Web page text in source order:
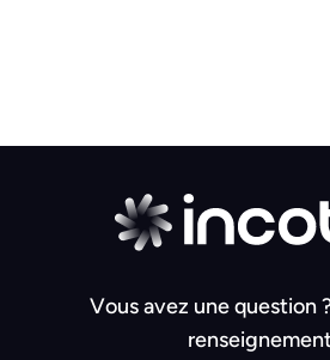
Vous avez une question